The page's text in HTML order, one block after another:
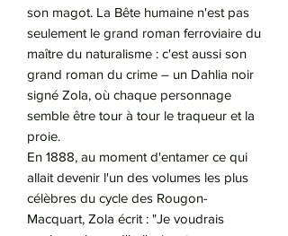
son magot. La Bête humaine n'est pas
seulement le grand roman ferroviaire du
maître du naturalisme : c'est aussi son
grand roman du crime – un Dahlia noir
signé Zola, où chaque personnage
semble être tour à tour le traqueur et la
proie.
En 1888, au moment d'entamer ce qui
allait devenir l'un des volumes les plus
célèbres du cycle des Rougon-
Macquart, Zola écrit : "Je voudrais